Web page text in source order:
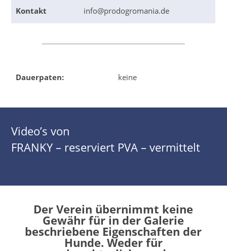
Kontakt info@prodogromania.de
Dauerpaten: keine
Video’s von
FRANKY – reserviert PVA – vermittelt
Der Verein übernimmt keine
Gewähr für in der Galerie
beschriebene Eigenschaften der
Hunde. Weder für